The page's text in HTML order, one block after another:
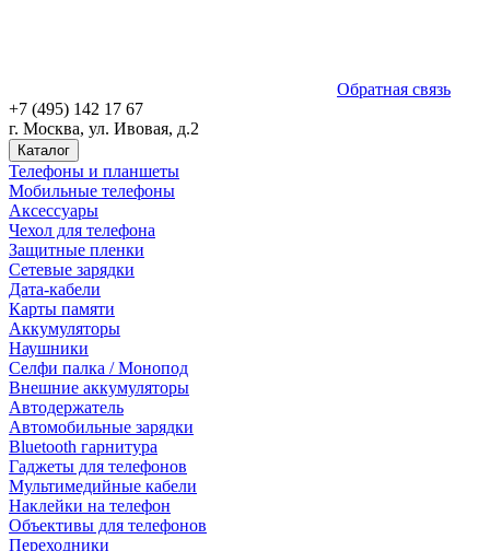
Обратная связь
+7 (495) 142 17 67
г. Москва, ул. Ивовая, д.2
Каталог
Телефоны и планшеты
Мобильные телефоны
Аксессуары
Чехол для телефона
Защитные пленки
Сетевые зарядки
Дата-кабели
Карты памяти
Аккумуляторы
Наушники
Селфи палка / Монопод
Внешние аккумуляторы
Автодержатель
Автомобильные зарядки
Bluetooth гарнитура
Гаджеты для телефонов
Мультимедийные кабели
Наклейки на телефон
Объективы для телефонов
Переходники